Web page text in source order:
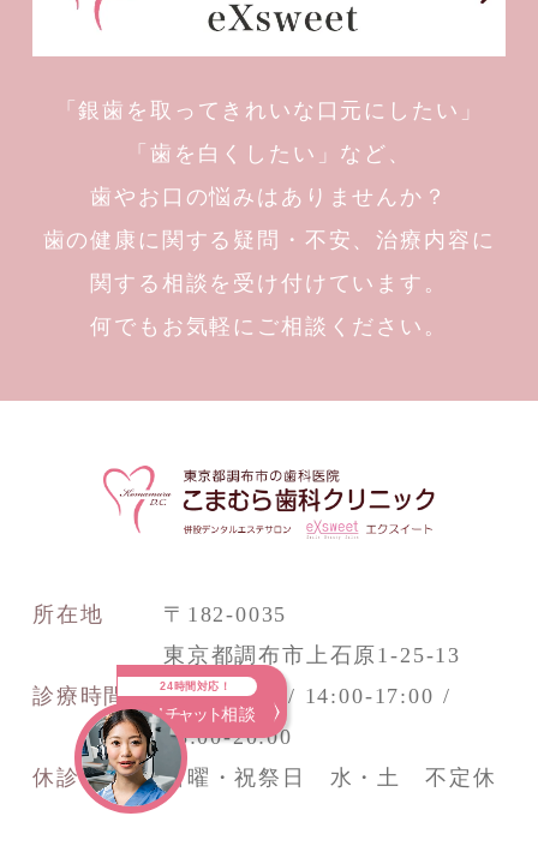
24時間対応！
AIチャット相談
「銀歯を取ってきれいな口元にしたい」
「歯を白くしたい」 など、
歯やお口の悩みはありませんか？
歯の健康に関する疑問・不安、治療内容に
関する相談を受け付けています。
何でもお気軽にご相談ください。
所在地
〒182-0035
東京都調布市上石原1-25-13
診療時間
9:30-13:00 / 14:00-17:00 /
18:00-20:00
休診日
日曜・祝祭日 水・土 不定休